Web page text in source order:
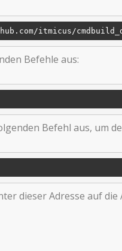
Befehle aus:
Befehl aus, um
dieser Adresse auf